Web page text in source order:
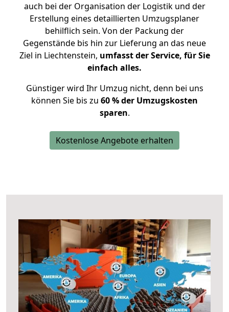
auch bei der Organisation der Logistik und der
Erstellung eines detaillierten Umzugsplaner
behilflich sein. Von der Packung der
Gegenstände bis hin zur Lieferung an das neue
Ziel in Liechtenstein, umfasst der Service, für Sie
einfach alles.
Günstiger wird Ihr Umzug nicht, denn bei uns
können Sie bis zu 60 % der Umzugskosten
sparen.
Kostenlose Angebote erhalten